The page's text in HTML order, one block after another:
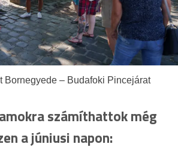
Bornegyede – Budafoki Pincejárat
számíthattok még
a júniusi napon: